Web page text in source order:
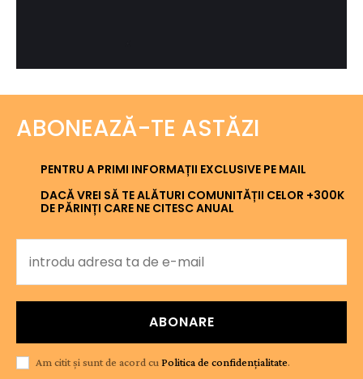
ABONEAZĂ-TE ASTĂZI
PENTRU A PRIMI INFORMAȚII EXCLUSIVE PE MAIL
DACĂ VREI SĂ TE ALĂTURI COMUNITĂȚII CELOR +300K
DE PĂRINȚI CARE NE CITESC ANUAL
ABONARE
Am citit și sunt de acord cu Politica de confidențialitate.